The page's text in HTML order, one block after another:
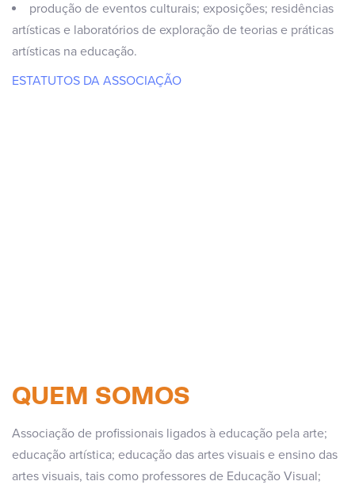
produção de eventos culturais; exposições; residências
artísticas e laboratórios de exploração de teorias e práticas
artísticas na educação.
ESTATUTOS DA ASSOCIAÇÃO
QUEM SOMOS
Associação de profissionais ligados à educação pela arte;
educação artística; educação das artes visuais e ensino das
artes visuais, tais como professores de Educação Visual;